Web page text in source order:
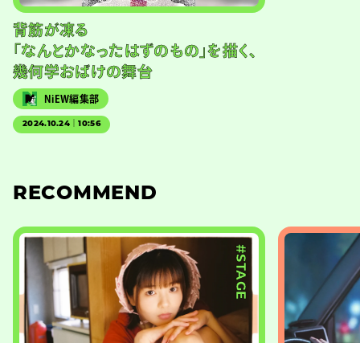
背筋が凍る
「なんとかなったはずのもの」を描く、
幾何学おばけの舞台
NiEW編集部
2024.10.24｜10:56
RECOMMEND
#STAGE